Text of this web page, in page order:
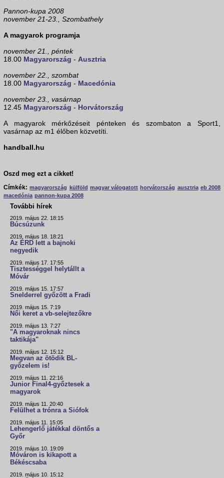
Pannon-kupa 2008
november 21-23., Szombathely
A magyarok programja
november 21., péntek
18.00 Magyarország - Ausztria
november 22., szombat
18.00 Magyarország - Macedónia
november 23., vasárnap
12.45 Magyarország - Horvátország
A magyarok mérkőzéseit pénteken és szombaton a Sport1,
vasárnap az m1 élőben közvetíti.
handball.hu
Oszd meg ezt a cikket!
Címkék: magyarország külföld magyar válogatott horvátország ausztria eb 2008
macedónia pannon-kupa 2008
További hírek
2019. május 22. 18:15
Búcsúzunk
2019. május 18. 18:21
Az ÉRD lett a bajnoki
negyedik
2019. május 17. 17:55
Tisztességgel helytállt a
Móvár
2019. május 15. 17:57
Snelderrel győzött a Fradi
2019. május 15. 7:19
Női keret a vb-selejtezőkre
2019. május 13. 7:27
"A magyaroknak nincs
taktikája"
2019. május 12. 15:12
Megvan az ötödik BL-
győzelem is!
2019. május 11. 22:16
Junior Final4-győztesek a
magyarok
2019. május 11. 20:40
Felülhet a trónra a Siófok
2019. május 11. 15:05
Lehengerlő játékkal döntős a
Győr
2019. május 10. 19:09
Móváron is kikapott a
Békéscsaba
2019. május 10. 15:12